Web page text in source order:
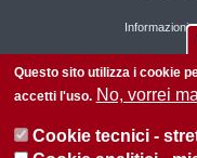
Informazioni
Questo sito utilizza i cookie
accetti l'uso. No, vorrei
Cookie tecnici -